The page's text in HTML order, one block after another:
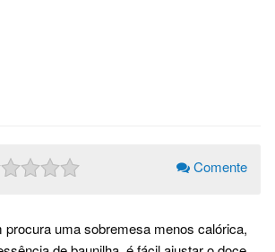
Comente
uma sobremesa menos calórica,